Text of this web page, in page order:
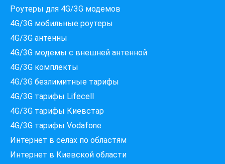
Роутеры для 4G/3G модемов
4G/3G мобильные роутеры
4G/3G антенны
4G/3G модемы c внешней антенной
4G/3G комплекты
4G/3G безлимитные тарифы
4G/3G тарифы Lifecell
4G/3G тарифы Киевстар
4G/3G тарифы Vodafone
Интернет в сёлах по областям
Интернет в Киевской области
Які провайдери працюють
за вашою адресою?
Перевірте доступність інтернету за 30 секунд
375+ провайдерів в базі